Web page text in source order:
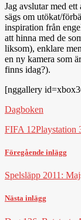
Jag avslutar med
sägs om utökat/
inspiration från
att hinna med de
liksom), enklare
en ny kamera som
finns idag?).
[nggallery
Dagboken
FIFA 12Playstation
Föregående inlägg
Spelsläpp 2011:
Nästa inlägg